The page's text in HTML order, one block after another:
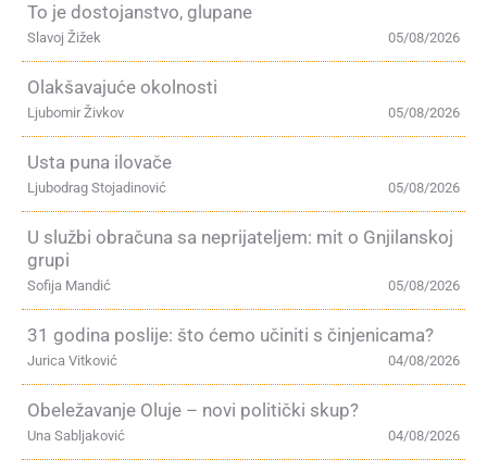
To je dostojanstvo, glupane
05/08/2026
Slavoj Žižek
Olakšavajuće okolnosti
05/08/2026
Ljubomir Živkov
Usta puna ilovače
05/08/2026
Ljubodrag Stojadinović
U službi obračuna sa neprijateljem: mit o Gnjilanskoj
grupi
05/08/2026
Sofija Mandić
31 godina poslije: što ćemo učiniti s činjenicama?
04/08/2026
Jurica Vitković
Obeležavanje Oluje – novi politički skup?
04/08/2026
Una Sabljaković